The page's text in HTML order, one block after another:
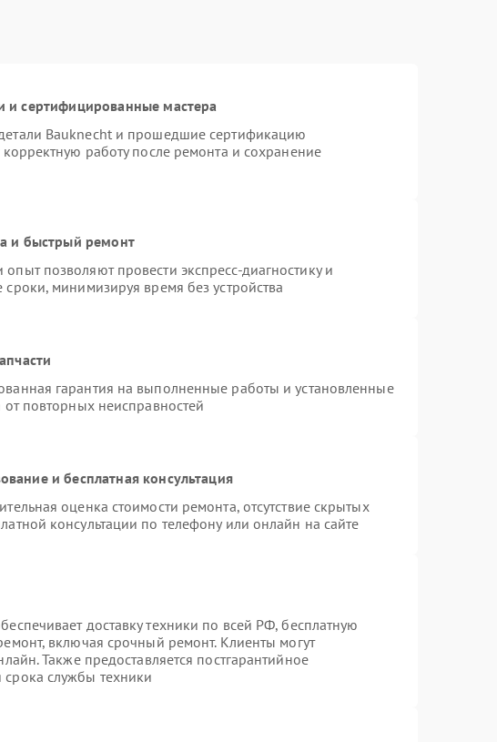
и сертифицированные мастера
Bauknecht и прошедшие сертификацию
корректную работу после ремонта и сохранение
и быстрый ремонт
позволяют провести экспресс-диагностику и
минимизируя время без устройства
гарантия на выполненные работы и установленные
повторных неисправностей
и бесплатная консультация
оценка стоимости ремонта, отсутствие скрытых
консультации по телефону или онлайн на сайте
доставку техники по всей РФ, бесплатную
включая срочный ремонт. Клиенты могут
Также предоставляется постгарантийное
службы техники